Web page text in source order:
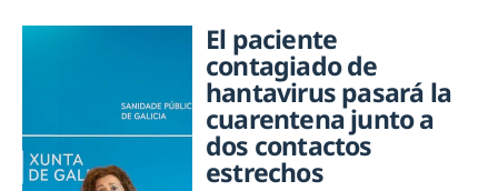
El paciente
contagiado de
hantavirus pasará la
cuarentena junto a
dos contactos
estrechos